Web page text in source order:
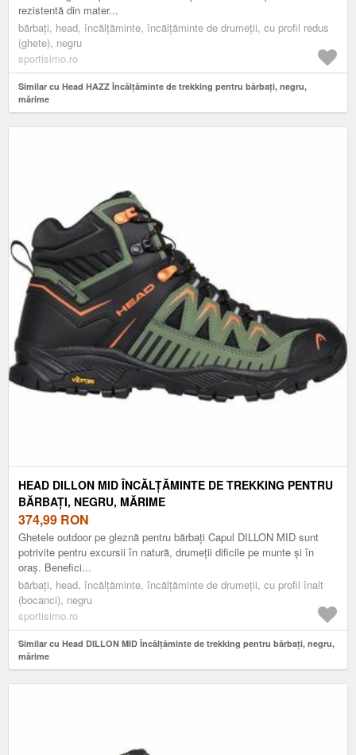
rezistentă din mater...
bărbați, head, încălțăminte, încălțăminte de drumeții, cu profil redus
(ghete), negru
sportisimo.ro
Similar cu Head HAZZ Încălțăminte de trekking pentru bărbați, negru,
mărime
HEAD DILLON MID ÎNCĂLȚĂMINTE DE TREKKING PENTRU
BĂRBAȚI, NEGRU, MĂRIME
374,99 RON
Ghetele outdoor pe gleznă pentru bărbați Capul DILLON MID sunt
potrivite pentru excursii în natură, drumeții dificile pe munte și în
oraș. Benefici...
bărbați, head, încălțăminte, încălțăminte de drumeții, cu profil înalt
(bocanci), negru
sportisimo.ro
Similar cu Head DILLON MID Încălțăminte de trekking pentru bărbați, negru,
mărime